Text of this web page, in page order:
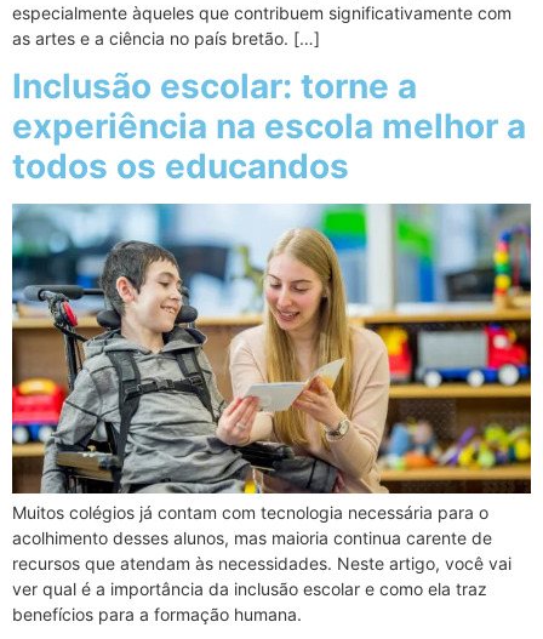
especialmente àqueles que contribuem significativamente com
as artes e a ciência no país bretão. […]
Inclusão escolar: torne a
experiência na escola melhor a
todos os educandos
Muitos colégios já contam com tecnologia necessária para o
acolhimento desses alunos, mas maioria continua carente de
recursos que atendam às necessidades. Neste artigo, você vai
ver qual é a importância da inclusão escolar e como ela traz
benefícios para a formação humana.